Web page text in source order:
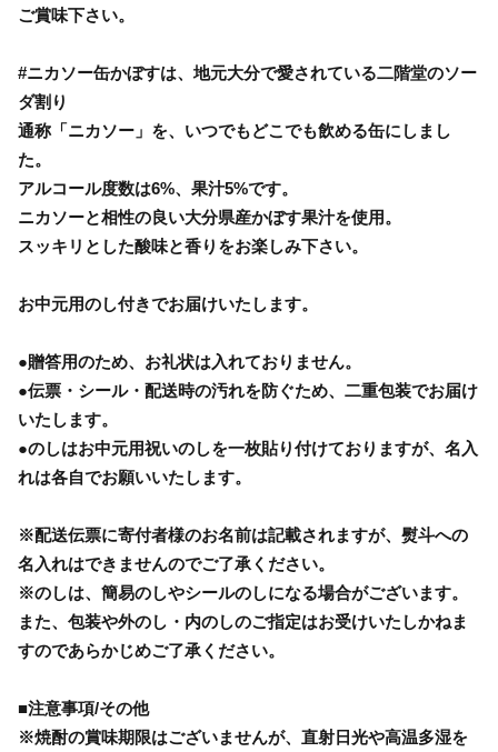
ご賞味下さい。
#ニカソー缶かぼすは、地元大分で愛されている二階堂のソー
ダ割り
通称「ニカソー」を、いつでもどこでも飲める缶にしまし
た。
アルコール度数は6%、果汁5%です。
ニカソーと相性の良い大分県産かぼす果汁を使用。
スッキリとした酸味と香りをお楽しみ下さい。
お中元用のし付きでお届けいたします。
●贈答用のため、お礼状は入れておりません。
●伝票・シール・配送時の汚れを防ぐため、二重包装でお届け
いたします。
●のしはお中元用祝いのしを一枚貼り付けておりますが、名入
れは各自でお願いいたします。
※配送伝票に寄付者様のお名前は記載されますが、熨斗への
名入れはできませんのでご了承ください。
※のしは、簡易のしやシールのしになる場合がございます。
また、包装や外のし・内のしのご指定はお受けいたしかねま
すのであらかじめご了承ください。
■注意事項/その他
※焼酎の賞味期限はございませんが、直射日光や高温多湿を